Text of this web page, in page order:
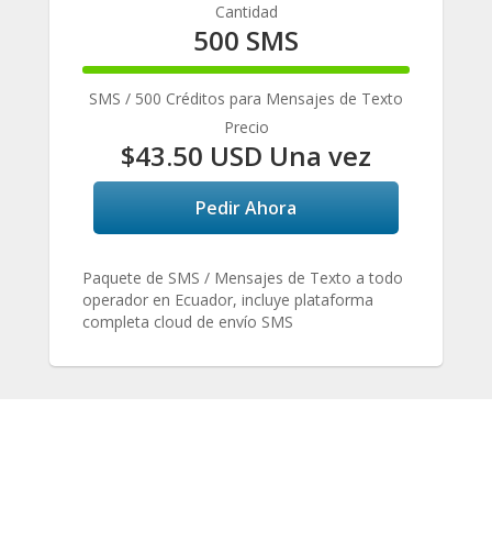
Cantidad
500 SMS
100%
Complete
SMS / 500 Créditos para Mensajes de Texto
Precio
$43.50 USD Una vez
Pedir Ahora
Paquete de SMS / Mensajes de Texto a todo
operador en Ecuador, incluye plataforma
completa cloud de envío SMS